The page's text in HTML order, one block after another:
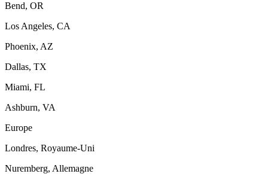
Bend, OR
Los Angeles, CA
Phoenix, AZ
Dallas, TX
Miami, FL
Ashburn, VA
Europe
Londres, Royaume-Uni
Nuremberg, Allemagne